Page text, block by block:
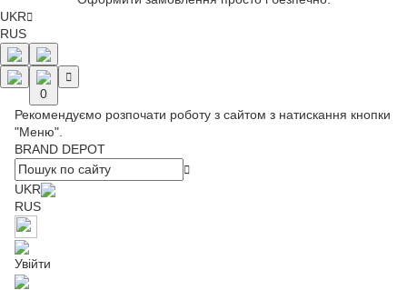
UKR
RUS
0
Рекомендуємо розпочати роботу з сайтом з натискання кнопки
"Меню".
BRAND DEPOT
UKR
RUS
Увійти